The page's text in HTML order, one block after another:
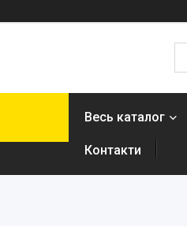
Весь каталог
Контакти